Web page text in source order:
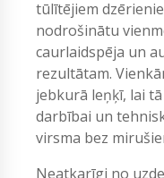
tūlītējiem
nodrošinātu
caurlaidspēja un
rezultātam.
jebkurā leņķī, lai
darbībai un
virsma bez
Neatkarīgi no